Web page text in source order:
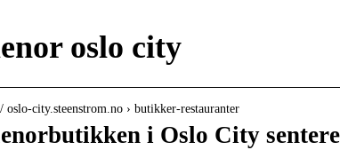
oslo city
oslo-city.steenstrom.no › butikker-restauranter
i Oslo City